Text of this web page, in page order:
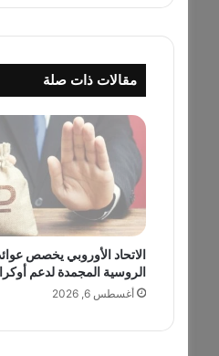
و
ة
ت
ح
ث
ع
س
ل
ا
م
ة
ط
مقالات ذات صلة
الاتحاد الأوروبي يخصص
الروسية المجمدة لدعم
أغسطس 6, 2026